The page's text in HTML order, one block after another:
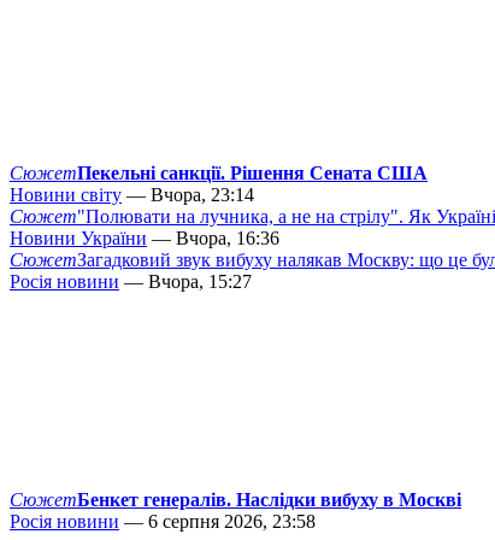
СюжетПекельні санкції. Рішення Сената США
Новини світу — Вчора, 23:14
Сюжет"Полювати на лучника, а не на стрілу". Як
Новини України — Вчора, 16:36
СюжетЗагадковий звук вибуху налякав Москву: що це
Росія новини — Вчора, 15:27
СюжетБенкет генералів. Наслідки вибуху в Москві
Росія новини — 6 серпня 2026, 23:58